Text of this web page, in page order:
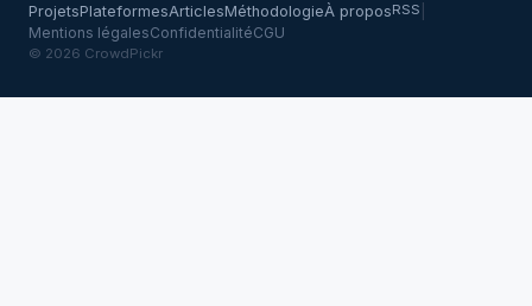
ProjetsPlateformesArticlesMéthodologieÀ proposRSS
Mentions légalesConfidentialitéCGU
© 2026 CrowdPickr